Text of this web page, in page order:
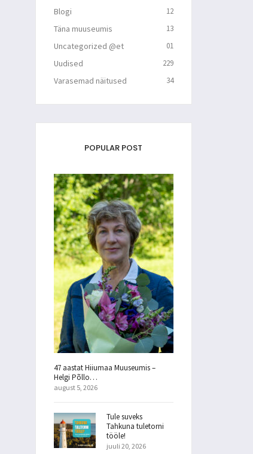
Blogi 12
Täna muuseumis 13
Uncategorized @et 01
Uudised 229
Varasemad näitused 34
POPULAR POST
47 aastat Hiiumaa Muuseumis –
Helgi Põllo…
august 5, 2026
Tule suveks
Tahkuna tuletorni
tööle!
juuli 20, 2026